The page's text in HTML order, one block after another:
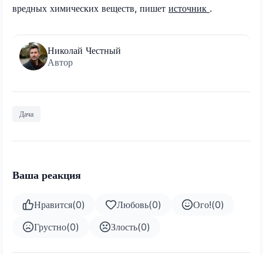
вредных химических веществ, пишет источник .
Николай Честный
Автор
Дача
Ваша реакция
Нравится(0) Любовь(0) Ого!(0)
Грустно(0) Злость(0)